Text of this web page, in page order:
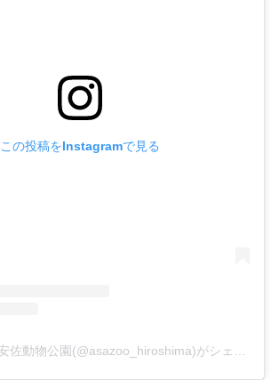
この投稿をInstagramで見る
【公式】広島市安佐動物公園(@asazoo_hiroshima)がシェアした投稿